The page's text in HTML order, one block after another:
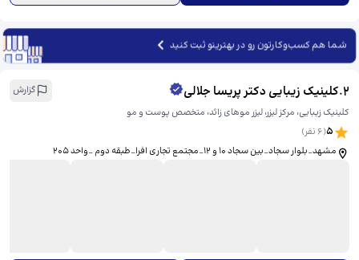
شما هم کسب‌وکارتون رو در بهترینو ثبت کنید
2
.کلینیک زیبایی دکتر پریسا جلالی
گزارش
کلینیک زیبایی، مرکز لیزر، لیزر موهای زائد، متخصص پوست و مو
5
(
6 نفر)
مشهد_بلوار سجاد_بین سجاد ۱۰ و ۱۲_مجتمع تجاری افرا_طبقه دوم _واحد ۲۰۵